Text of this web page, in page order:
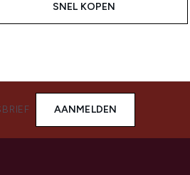
SNEL KOPEN
AANMELDEN